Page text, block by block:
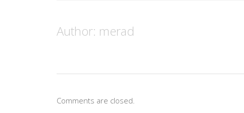
Author: merad
Comments are closed.